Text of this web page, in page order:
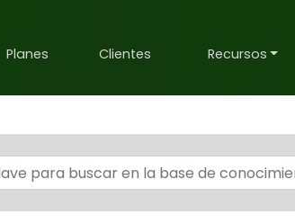
Planes Clientes Recursos